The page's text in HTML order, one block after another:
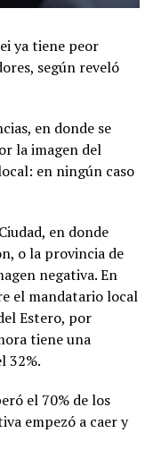
ya tiene peor
según reveló
en donde se
la imagen del
en ningún caso
en donde
o la provincia de
negativa. En
el mandatario local
Estero, por
tiene una
32%.
el 70% de los
empezó a caer y